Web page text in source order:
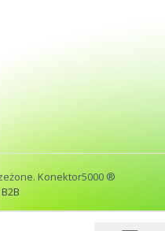
Konektor5000 ®